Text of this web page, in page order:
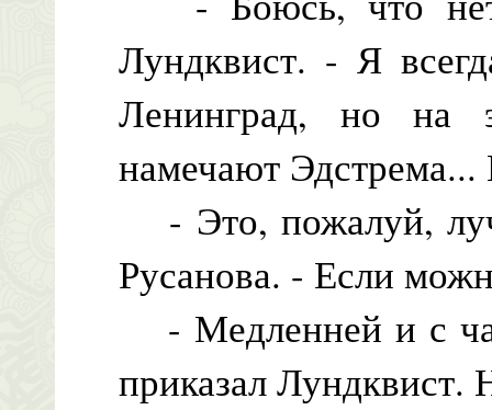
Лундквист. - Я
Ленинград, но на
намечают
- Это, пожалуй,
Русанова. - Если
- Медленней и с
приказал Лундквист.